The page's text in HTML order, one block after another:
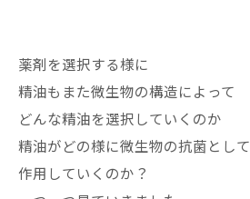
薬剤を選択する様に
精油もまた微生物の構造によって
どんな精油を選択していくのか
精油がどの様に微生物の抗菌として
作用していくのか？